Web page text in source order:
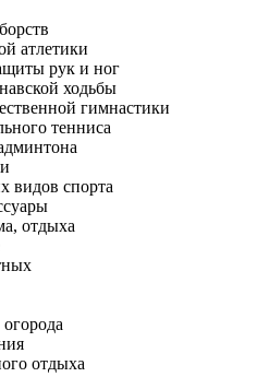
атлетики
рук и ног
ходьбы
гимнастики
тенниса
видов спорта
отдыха
отдыха